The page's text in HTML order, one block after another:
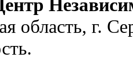
область, г.